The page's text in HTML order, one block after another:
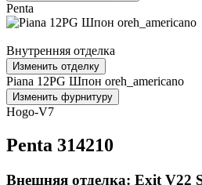
Penta
Внутренняя отделка
Изменить отделку
Piana 12PG Шпон oreh_americano
Изменить фурнитуру
Hogo-V7
Penta 314210
Внешняя отделка: Exit V22